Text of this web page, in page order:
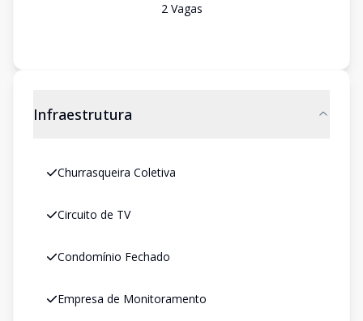
2Vagas
Infraestrutura
Churrasqueira Coletiva
Circuito de TV
Condomínio Fechado
Empresa de Monitoramento